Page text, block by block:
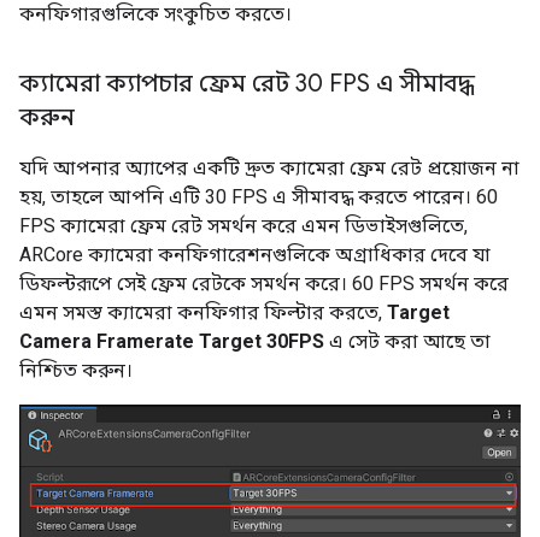
কনফিগারগুলিকে সংকুচিত করতে।
ক্যামেরা ক্যাপচার ফ্রেম রেট 30 FPS এ সীমাবদ্ধ
করুন
যদি আপনার অ্যাপের একটি দ্রুত ক্যামেরা ফ্রেম রেট প্রয়োজন না
হয়, তাহলে আপনি এটি 30 FPS এ সীমাবদ্ধ করতে পারেন। 60
FPS ক্যামেরা ফ্রেম রেট সমর্থন করে এমন ডিভাইসগুলিতে,
ARCore ক্যামেরা কনফিগারেশনগুলিকে অগ্রাধিকার দেবে যা
ডিফল্টরূপে সেই ফ্রেম রেটকে সমর্থন করে। 60 FPS সমর্থন করে
এমন সমস্ত ক্যামেরা কনফিগার ফিল্টার করতে, Target
Camera Framerate Target 30FPS এ সেট করা আছে তা
নিশ্চিত করুন।